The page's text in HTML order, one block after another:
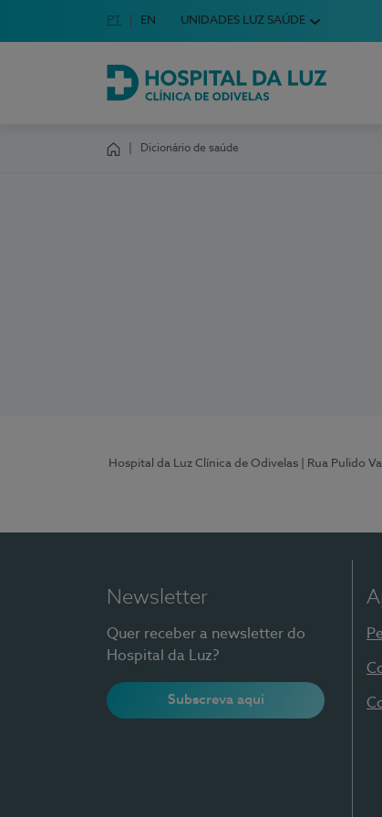
Escolha o seu idioma
Idioma em Português
PT English Language
EN UNIDADES LUZ SAÚDE
Hospital da Luz Clínica de Odivelas
Dicionário de saúde
Hospital da Luz Clínica de Odivelas | Rua Pulido
Newsletter
Quer receber a newsletter do
Hospital da Luz?
Subscreva aqui